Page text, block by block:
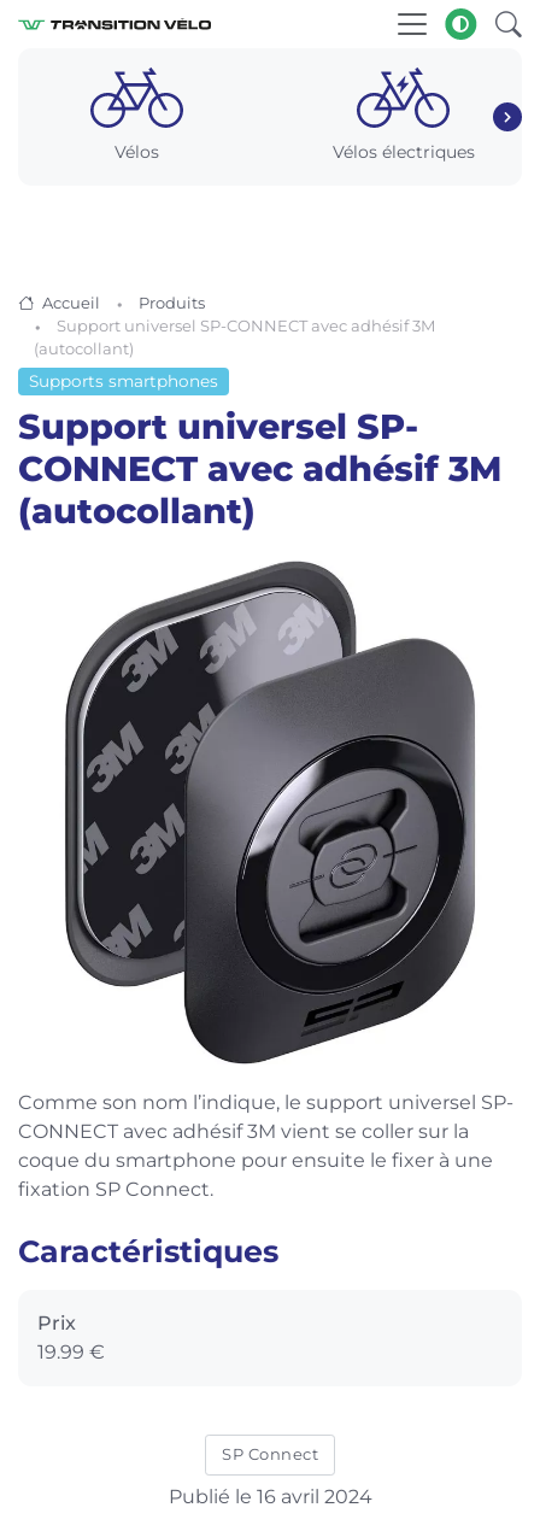
Vélos Vélos électriques
Accueil
Produits
Support universel SP-CONNECT avec adhésif 3M
(autocollant)
Supports smartphones
Support universel SP-
CONNECT avec adhésif 3M
(autocollant)
Comme son nom l’indique, le support universel SP-
CONNECT avec adhésif 3M vient se coller sur la
coque du smartphone pour ensuite le fixer à une
fixation SP Connect.
Caractéristiques
Prix
19.99 €
SP Connect
Publié le 16 avril 2024